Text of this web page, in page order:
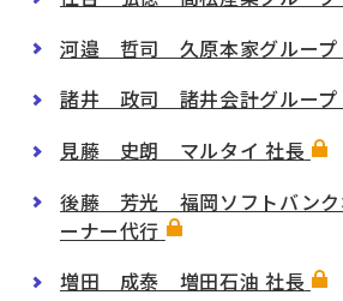
河邉 哲司 久原本家グループ
諸井 政司 諸井会計グループ
見藤 史朗 マルタイ 社長
後藤 芳光 福岡ソフトバンク
ーナー代行
増田 成泰 増田石油 社長